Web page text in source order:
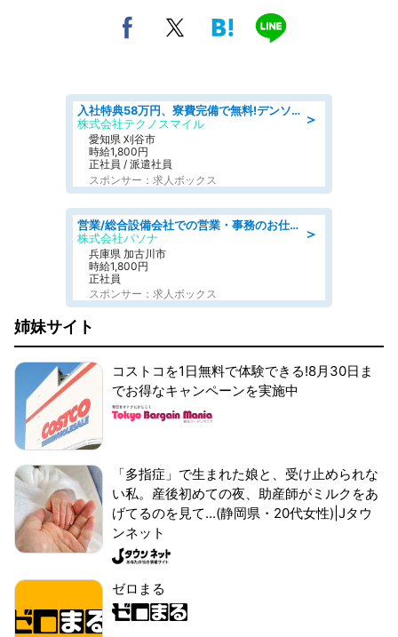
＞
入社特典58万円、寮費完備で無料!デンソーで働こう!自動車工場で小型部品の検査業務 denso aichi
株式会社テクノスマイル
愛知県 刈谷市
時給1,800円
正社員 / 派遣社員
スポンサー：求人ボックス
＞
営業/総合設備会社での営業・事務のお仕事/即日勤務可/車通勤可/営業/営業事務
株式会社パソナ
兵庫県 加古川市
時給1,800円
正社員
スポンサー：求人ボックス
姉妹サイト
コストコを1日無料で体験できる!8月30日ま
でお得なキャンペーンを実施中
「多指症」で生まれた娘と、受け止められな
い私。産後初めての夜、助産師がミルクをあ
げてるのを見て...(静岡県・20代女性)|Jタウ
ンネット
ゼロまる